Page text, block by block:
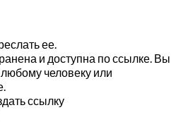
ее.
и доступна по ссылке. Вы
человеку или
ссылку